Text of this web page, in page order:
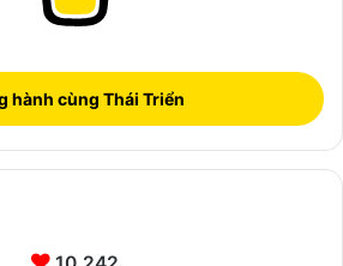
hành cùng Thái Triển